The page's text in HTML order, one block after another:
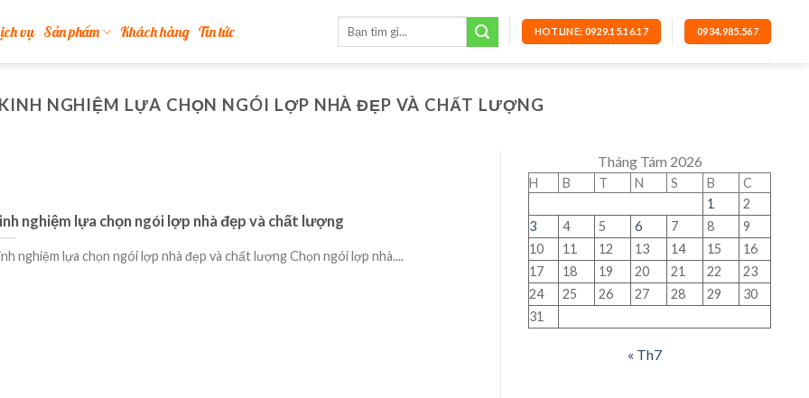
vụ Sản phẩm Khách hàng Tin tức HOTLINE: 0929.15.16.17 0934.985.567
KINH NGHIỆM LỰA CHỌN NGÓI LỢP NHÀ ĐẸP VÀ CHẤT LƯỢNG
nghiệm lựa chọn ngói lợp nhà đẹp và chất lượng
nghiệm lựa chọn ngói lợp nhà đẹp và chất lượng Chọn ngói lợp nhà....
Tháng Tám 2026
H B T N S B
C
1
2
3
4 5 6 7 8
9
10
11 12 13 14 15
16
17
18 19 20 21 22
23
24
25 26 27 28 29
30
31
« Th7